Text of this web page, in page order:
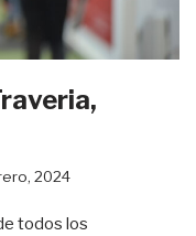
2024
todos los